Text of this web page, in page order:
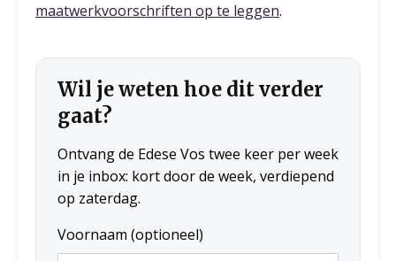
maatwerkvoorschriften op te leggen.
Wil je weten hoe dit verder
gaat?
Ontvang de Edese Vos twee keer per week
in je inbox: kort door de week, verdiepend
op zaterdag.
Voornaam (optioneel)